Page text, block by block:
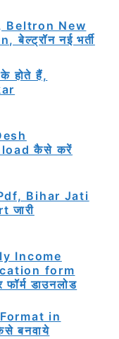
Beltron New
नई भर्ती
होते हैं,
कैसे करें
Bihar Jati
जारी
Income
form
डाउनलोड
in
बनवाये